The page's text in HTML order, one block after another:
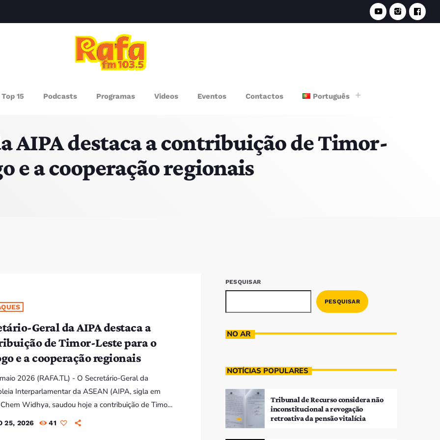
Top 15 Podcasts Programas Videos Eventos Contactos Português
SOMOS
7:00 AM - 10:00 AM
AIPA destaca a contribuição de Timor-
e a cooperação regionais
Geral da AIPA destaca a
de Timor-Leste para o
e a cooperação regionais
2026 (RAFA.TL) - O Secretário-Geral da
Interparlamentar da ASEAN (AIPA, sigla em
Widhya, saudou hoje a contribuição de Timor-
o reforço da cooperação parlamentar regional,
25, 2026 41
PESQUISAR
PESQUISAR
NO AR
NOTÍCIAS POPULARES
Tribunal de Recurso considera não
inconstitucional a revogação
retroativa da pensão vitalícia